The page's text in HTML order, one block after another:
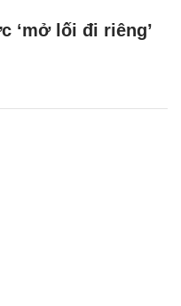
‘mở lối đi riêng’